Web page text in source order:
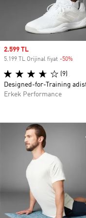
Sale price
2.599 TL
5.199 TL Orijinal fiyat -50%
(9)
Designed-for-Training
Erkek Performance